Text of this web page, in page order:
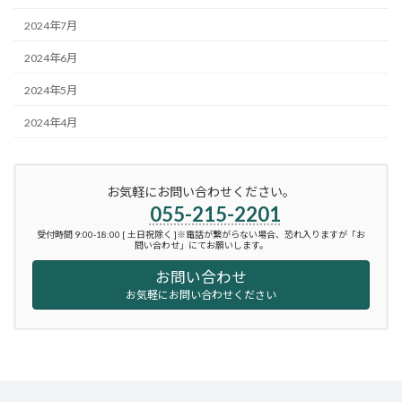
2024年7月
2024年6月
2024年5月
2024年4月
お気軽にお問い合わせください。
055-215-2201
受付時間 9:00-18:00 [ 土日祝除く ]※電話が繋がらない場合、恐れ入りますが「お
問い合わせ」にてお願いします。
お問い合わせ
お気軽にお問い合わせください